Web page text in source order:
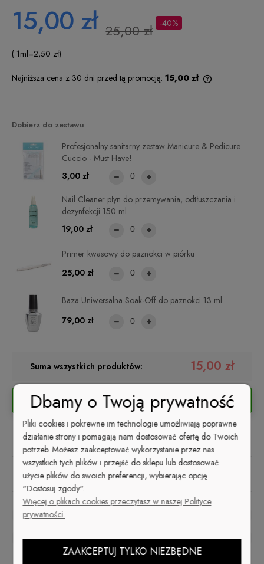
15,00 zł 25,00 zł -40%
( 1ml=2,50 zł)
Najniższa cena z 30 dni przed tą promocją: 15,00 zł
Dobierz do zestawu
Primer kwasowy do paznokci w piórku
25,00 zł
Profesjonalny sanitarny zestaw Manicure & Pedicure
Cuccio - Must Have!
3,00 zł
Baza Uniwersalna Soak-Off do paznokci 13 ml
79,00 zł
Nail Cleaner płyn do przemywania, odtłuszczania i
dezynfekcji 150 ml
19,00 zł
Suma wszystkich produktów: 15,00 zł
DO KOSZYKA
Kup i zapłać później
poleć znajomemu
Dbamy o Twoją prywatność
Pliki cookies i pokrewne im technologie umożliwiają poprawne
działanie strony i pomagają nam dostosować ofertę do Twoich
potrzeb. Możesz zaakceptować wykorzystanie przez nas
wszystkich tych plików i przejść do sklepu lub dostosować
użycie plików do swoich preferencji, wybierając opcję
"Dostosuj zgody".
Więcej o plikach cookies przeczytasz w naszej Polityce
prywatności.
ZAAKCEPTUJ TYLKO NIEZBĘDNE